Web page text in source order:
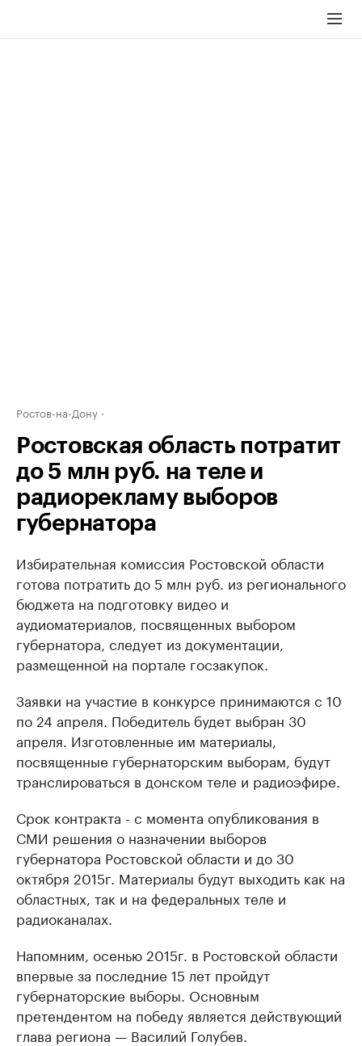
Ростов-на-Дону
Ростовская область потратит
до 5 млн руб. на теле и
радиорекламу выборов
губернатора
Избирательная комиссия Ростовской области
готова потратить до 5 млн руб. из регионального
бюджета на подготовку видео и
аудиоматериалов, посвященных выбором
губернатора, следует из документации,
размещенной на портале госзакупок.
Заявки на участие в конкурсе принимаются с 10
по 24 апреля. Победитель будет выбран 30
апреля. Изготовленные им материалы,
посвященные губернаторским выборам, будут
транслироваться в донском теле и радиоэфире.
Срок контракта - с момента опубликования в
СМИ решения о назначении выборов
губернатора Ростовской области и до 30
октября 2015г. Материалы будут выходить как на
областных, так и на федеральных теле и
радиоканалах.
Напомним, осенью 2015г. в Ростовской области
впервые за последние 15 лет пройдут
губернаторские выборы. Основным
претендентом на победу является действующий
глава региона — Василий Голубев.